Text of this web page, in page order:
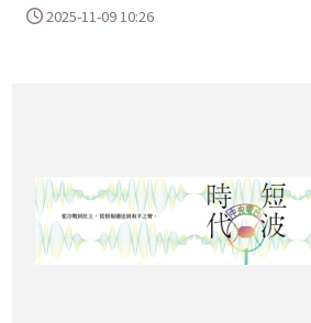
2025-11-09 10:26